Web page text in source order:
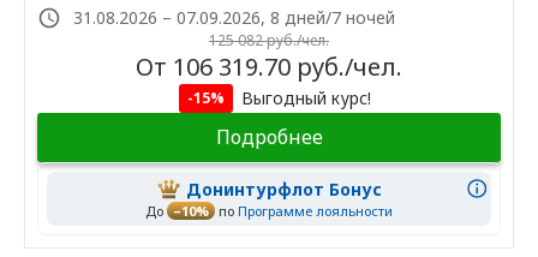
31.08.2026 – 07.09.2026, 8 дней/7 ночей
125 082 руб./чел.
От 106 319.70 руб./чел.
-15% Выгодный курс!
Подробнее
Донинтурфлот Бонус
До –10% по Программе лояльности